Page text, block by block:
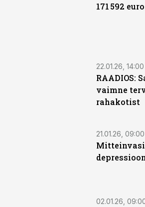
171 592
22.01.26, 14:00
RAADIOS:
vaimne
rahakotist
21.01.26, 09:00
02.01.26,